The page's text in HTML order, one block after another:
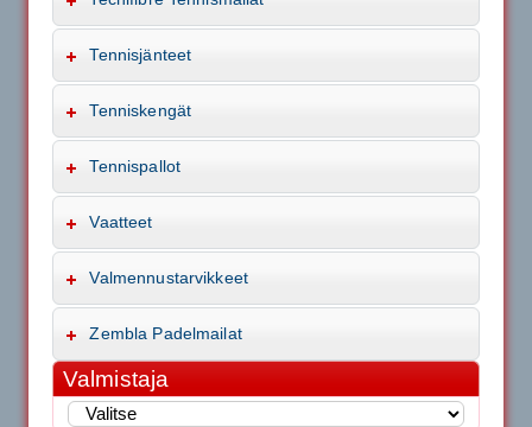
Tennisjänteet
Tenniskengät
Tennispallot
Vaatteet
Valmennustarvikkeet
Zembla Padelmailat
Valmistaja